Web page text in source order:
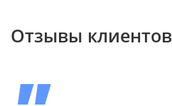
Отзывы клиентов